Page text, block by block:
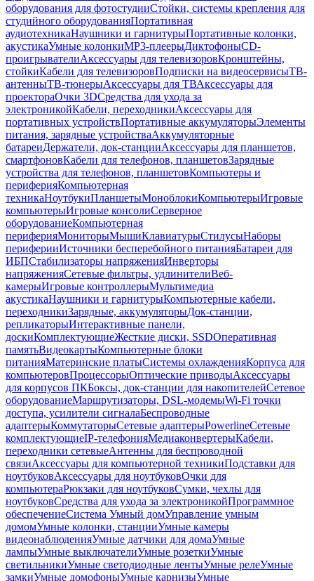
оборудования для фотостудииСтойки, системы крепления для
студийного оборудованияПортативная
аудиотехникаНаушники и гарнитурыПортативные колонки,
акустикаУмные колонкиMP3-плеерыДиктофоныCD-
проигрывателиАксессуары для телевизоровКронштейны,
стойкиКабели для телевизоровПодписки на видеосервисыТВ-
антенныТВ-тюнерыАксессуары для ТВАксессуары для
проектораОчки 3DСредства для ухода за
электроникойКабели, переходникиАксессуары для
портативных устройствПортативные аккумуляторыЭлементы
питания, зарядные устройстваАккумуляторные
батареиДержатели, док-станцииАксессуары для планшетов,
смартфоновКабели для телефонов, планшетовЗарядные
устройства для телефонов, планшетовКомпьютеры и
периферияКомпьютерная
техникаНоутбукиПланшетыМоноблокиКомпьютерыИгровые
компьютерыИгровые консолиСерверное
оборудованиеКомпьютерная
периферияМониторыМышиКлавиатурыСтилусыНаборы
периферииИсточники бесперебойного питанияБатареи для
ИБПСтабилизаторы напряженияИнверторы
напряженияСетевые фильтры, удлинителиВеб-
камерыИгровые контроллерыМультимедиа
акустикаНаушники и гарнитурыКомпьютерные кабели,
переходникиЗарядные, аккумуляторыДок-станции,
репликаторыИнтерактивные панели,
доскиКомплектующиеЖесткие диски, SSDОперативная
памятьВидеокартыКомпьютерные блоки
питанияМатеринские платыСистемы охлажденияКорпуса для
компьютеровПроцессорыОптические приводыАксессуары
для корпусов ПКБоксы, док-станции для накопителейСетевое
оборудованиеМаршрутизаторы, DSL-модемыWi-Fi точки
доступа, усилители сигналаБеспроводные
адаптерыКоммутаторыСетевые адаптерыPowerlineСетевые
комплектующиеIP-телефонияМедиаконвертерыКабели,
переходники сетевыеАнтенны для беспроводной
связиАксессуары для компьютерной техникиПодставки для
ноутбуковАксессуары для ноутбуковОчки для
компьютераРюкзаки для ноутбуковСумки, чехлы для
ноутбуковСредства для ухода за электроникойПрограммное
обеспечениеСистема Умный домУправление умным
домомУмные колонки, станцииУмные камеры
видеонаблюденияУмные датчики для домаУмные
лампыУмные выключателиУмные розеткиУмные
светильникиУмные светодиодные лентыУмные релеУмные
замкиУмные домофоныУмные карнизыУмные